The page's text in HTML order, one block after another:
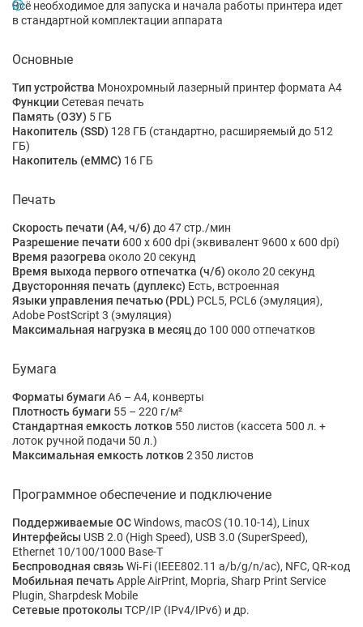
Всё необходимое для запуска и начала работы принтера идет
в стандартной комплектации аппарата
Основные
Тип устройства Монохромный лазерный принтер формата A4
ФункцииСетевая печать
Память (ОЗУ) 5 ГБ
Накопитель (SSD) 128 ГБ (стандартно, расширяемый до 512
ГБ)
Накопитель (eMMC) 16 ГБ
Печать
Скорость печати (A4, ч/б) до 47 стр./мин
Разрешение печати 600 x 600 dpi (эквивалент 9600 x 600 dpi)
Время разогрева около 20 секунд
Время выхода первого отпечатка (ч/б) около 20 секунд
Двусторонняя печать (дуплекс) Есть, встроенная
Языки управления печатью (PDL) PCL5, PCL6 (эмуляция),
Adobe PostScript 3 (эмуляция)
Максимальная нагрузка в месяц до 100 000 отпечатков
Бумага
Форматы бумагиA6 – A4, конверты
Плотность бумаги 55 – 220 г/м²
Стандартная емкость лотков 550 листов (кассета 500 л. +
лоток ручной подачи 50 л.)
Максимальная емкость лотков2 350 листов
Программное обеспечение и подключение
Поддерживаемые ОСWindows, macOS (10.10-14), Linux
Интерфейсы USB 2.0 (High Speed), USB 3.0 (SuperSpeed),
Ethernet 10/100/1000 Base-T
Беспроводная связьWi‑Fi (IEEE802.11 a/b/g/n/ac), NFC, QR-код
Мобильная печатьApple AirPrint, Mopria, Sharp Print Service
Plugin, Sharpdesk Mobile
Сетевые протоколыTCP/IP (IPv4/IPv6) и др.